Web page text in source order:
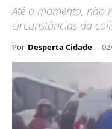
Até o momento, não
circunstâncias da
Por Desperta Cidade -